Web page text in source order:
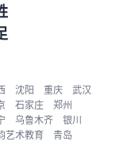
沈阳 重庆
武汉
石家庄
郑州
乌鲁木齐
银川
艺术教育
青岛